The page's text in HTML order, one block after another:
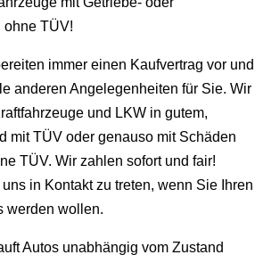
ohne TÜV!
immer einen Kaufvertrag vor und
anderen Angelegenheiten für Sie. Wir
und LKW in gutem,
mit TÜV oder genauso mit Schäden
TÜV. Wir zahlen sofort und fair!
in Kontakt zu treten, wenn Sie Ihren
werden wollen.
Autos unabhängig vom Zustand